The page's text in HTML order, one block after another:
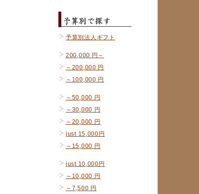
予算別法人ギフト
200,000 円～
～200,000 円
～100,000 円
～50,000 円
～30,000 円
～20,000 円
just 15,000円
～15,000 円
just 10,000円
～10,000 円
～7,500 円